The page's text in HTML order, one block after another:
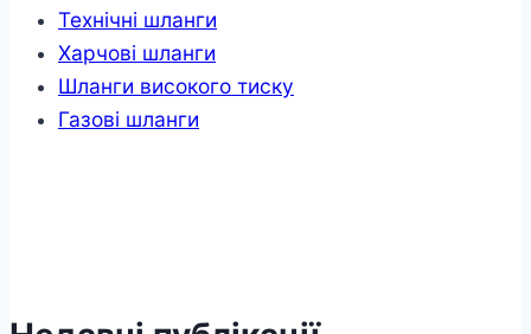
Технічні шланги
Харчові шланги
Шланги високого тиску
Газові шланги